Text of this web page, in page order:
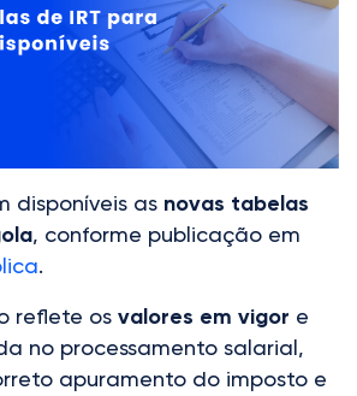
disponíveis as novas tabelas
, conforme publicação em
.
reflete os valores em vigor e
no processamento salarial,
apuramento do imposto e